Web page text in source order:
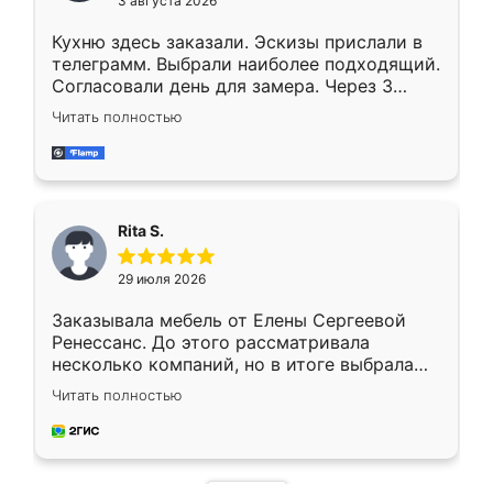
Кухню здесь заказали. Эскизы прислали в
телеграмм. Выбрали наиболее подходящий.
Согласовали день для замера. Через 3
недели кухня была уже готова. Остались
довольны работой. Спасибо Ренессанс
мебель за качественную работу!
Читать полностью
Rita S.
29 июля 2026
Заказывала мебель от Елены Сергеевой
Ренессанс. До этого рассматривала
несколько компаний, но в итоге выбрала
эту. Сначала обговорили условия, потом
приехал замерщик, всё спокойно объяснил
и снял размеры. Изготовили в срок, с
Читать полностью